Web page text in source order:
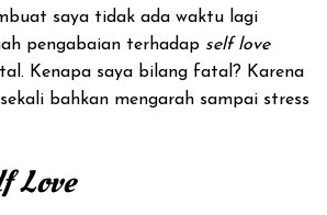
saya tidak ada waktu lagi
pengabaian terhadap self love
Kenapa saya bilang fatal? Karena
bahkan mengarah sampai stress
Love